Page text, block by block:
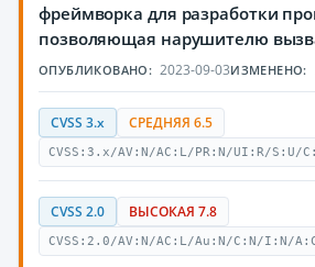
фреймворка для разработки
позволяющая нарушителю
ОПУБЛИКОВАНО: 2023-09-03ИЗМЕНЕНО:
CVSS 3.x СРЕДНЯЯ 6.5
CVSS:3.x/AV:N/AC:L/PR:N/UI:R/S:U/
CVSS 2.0 ВЫСОКАЯ 7.8
CVSS:2.0/AV:N/AC:L/Au:N/C:N/I:N/